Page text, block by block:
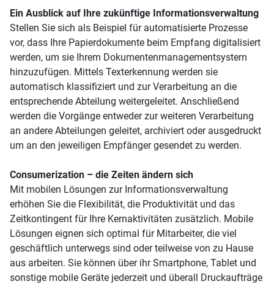
Ein Ausblick auf Ihre zukünftige Informationsverwaltung
Stellen Sie sich als Beispiel für automatisierte Prozesse
vor, dass Ihre Papierdokumente beim Empfang digitalisiert
werden, um sie Ihrem Dokumentenmanagementsystem
hinzuzufügen. Mittels Texterkennung werden sie
automatisch klassifiziert und zur Verarbeitung an die
entsprechende Abteilung weitergeleitet. Anschließend
werden die Vorgänge entweder zur weiteren Verarbeitung
an andere Abteilungen geleitet, archiviert oder ausgedruckt
um an den jeweiligen Empfänger gesendet zu werden.
Consumerization – die Zeiten ändern sich
Mit mobilen Lösungen zur Informationsverwaltung
erhöhen Sie die Flexibilität, die Produktivität und das
Zeitkontingent für Ihre Kernaktivitäten zusätzlich. Mobile
Lösungen eignen sich optimal für Mitarbeiter, die viel
geschäftlich unterwegs sind oder teilweise von zu Hause
aus arbeiten. Sie können über ihr Smartphone, Tablet und
sonstige mobile Geräte jederzeit und überall Druckaufträge